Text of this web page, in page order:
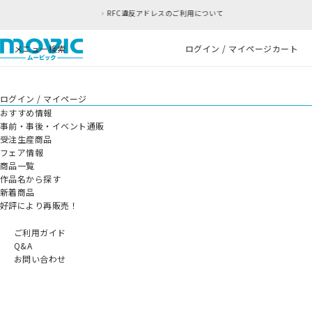
RFC違反アドレスのご利用について
メニュー検索 ログイン / マイページカート
ログイン / マイページ
おすすめ情報
事前・事後・イベント通販
受注生産商品
フェア情報
商品一覧
作品名から探す
新着商品
好評により再販売！
ご利用ガイド
Q&A
お問い合わせ